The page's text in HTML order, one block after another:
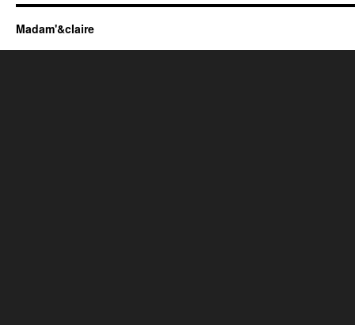
Madam'&claire